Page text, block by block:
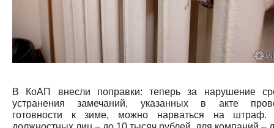
В КоАП внесли поправки: теперь за нарушение
устранения замечаний, указанных в акте
готовности к зиме, можно нарваться на штраф.